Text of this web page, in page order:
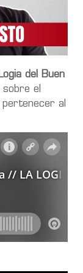
del Buen
sobre el
al